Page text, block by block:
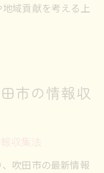
域貢献を考える上
市の情報収
収集法
吹田市の最新情報